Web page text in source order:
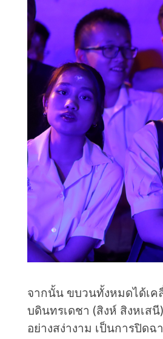
จากนั้น ขบวนทั้งหมดได้เค
บดินทรเดชา (สิงห์ สิงหเส
อย่างสง่างาม เป็นการปิด